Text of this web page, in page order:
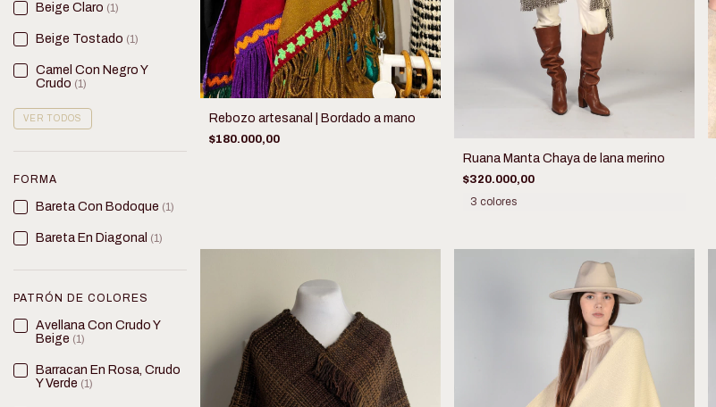
Beige Claro (1)
Beige Tostado (1)
Camel Con Negro Y
Crudo (1)
VER TODOS
FORMA
Bareta Con Bodoque (1)
Bareta En Diagonal (1)
PATRÓN DE COLORES
Avellana Con Crudo Y
Beige (1)
Barracan En Rosa, Crudo
Y Verde (1)
Rebozo artesanal | Bordado a mano
$180.000,00
Ruana Manta Chaya de lana merino
$320.000,00
3 colores